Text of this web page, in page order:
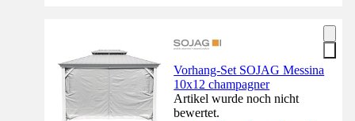
Vorhang-Set SOJAG Messina
10x12 champagner
Artikel wurde noch nicht
bewertet.